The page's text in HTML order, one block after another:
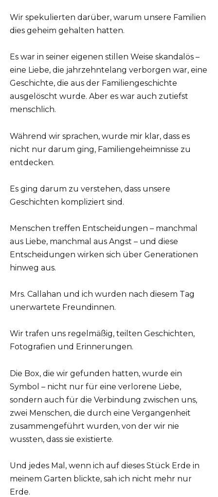
Wir spekulierten darüber, warum unsere Familien
dies geheim gehalten hatten.
Es war in seiner eigenen stillen Weise skandalös –
eine Liebe, die jahrzehntelang verborgen war, eine
Geschichte, die aus der Familiengeschichte
ausgelöscht wurde. Aber es war auch zutiefst
menschlich.
Während wir sprachen, wurde mir klar, dass es
nicht nur darum ging, Familiengeheimnisse zu
entdecken.
Es ging darum zu verstehen, dass unsere
Geschichten kompliziert sind.
Menschen treffen Entscheidungen – manchmal
aus Liebe, manchmal aus Angst – und diese
Entscheidungen wirken sich über Generationen
hinweg aus.
Mrs. Callahan und ich wurden nach diesem Tag
unerwartete Freundinnen.
Wir trafen uns regelmäßig, teilten Geschichten,
Fotografien und Erinnerungen.
Die Box, die wir gefunden hatten, wurde ein
Symbol – nicht nur für eine verlorene Liebe,
sondern auch für die Verbindung zwischen uns,
zwei Menschen, die durch eine Vergangenheit
zusammengeführt wurden, von der wir nie
wussten, dass sie existierte.
Und jedes Mal, wenn ich auf dieses Stück Erde in
meinem Garten blickte, sah ich nicht mehr nur
Erde.